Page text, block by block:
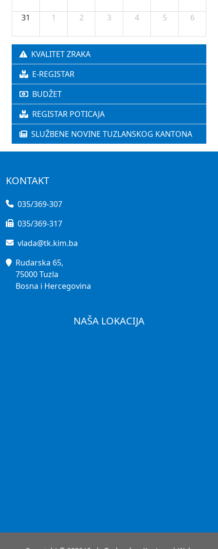
31 1 2 3 4 5 6
KVALITET ZRAKA
E-REGISTAR
BUDŽET
REGISTAR POTICAJA
SLUŽBENE NOVINE TUZLANSKOG KANTONA
KONTAKT
035/369-307
035/369-317
vlada@tk.kim.ba
Rudarska 65,
75000 Tuzla
Bosna i Hercegovina
NAŠA LOKACIJA